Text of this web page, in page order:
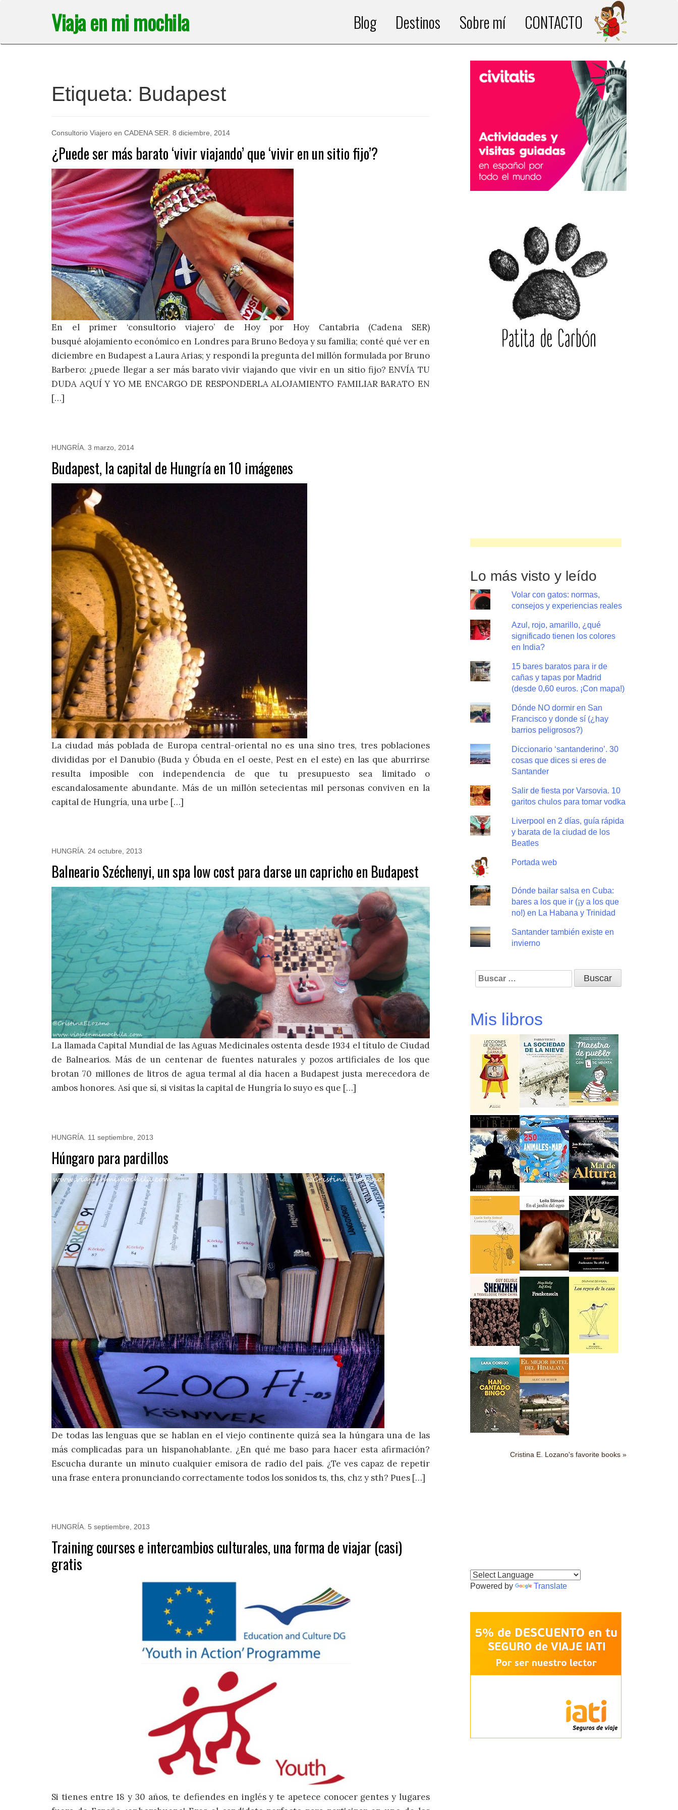
Viaja en mi mochila Blog Destinos Sobre mí CONTACTO
Etiqueta: Budapest
Consultorio Viajero en CADENA SER 8 diciembre, 2014
¿Puede ser más barato ‘vivir viajando’ que ‘vivir en un sitio fijo’?
En el primer ‘consultorio viajero’ de Hoy por Hoy Cantabria (Cadena SER)
busqué alojamiento económico en Londres para Bruno Bedoya y su familia; conté qué ver en
diciembre en Budapest a Laura Arias; y respondí la pregunta del millón formulada por Bruno
Barbero: ¿puede llegar a ser más barato vivir viajando que vivir en un sitio fijo? ENVÍA TU
DUDA AQUÍ Y YO ME ENCARGO DE RESPONDERLA ALOJAMIENTO FAMILIAR BARATO EN
[…]
HUNGRÍA 3 marzo, 2014
Budapest, la capital de Hungría en 10 imágenes
La ciudad más poblada de Europa central-oriental no es una sino tres, tres poblaciones
divididas por el Danubio (Buda y Óbuda en el oeste, Pest en el este) en las que aburrirse
resulta imposible con independencia de que tu presupuesto sea limitado o
escandalosamente abundante. Más de un millón setecientas mil personas conviven en la
capital de Hungría, una urbe […]
HUNGRÍA 24 octubre, 2013
Balneario Széchenyi, un spa low cost para darse un capricho en Budapest
La llamada Capital Mundial de las Aguas Medicinales ostenta desde 1934 el título de Ciudad
de Balnearios. Más de un centenar de fuentes naturales y pozos artificiales de los que
brotan 70 millones de litros de agua termal al día hacen a Budapest justa merecedora de
ambos honores. Así que sí, si visitas la capital de Hungría lo suyo es que […]
HUNGRÍA 11 septiembre, 2013
Húngaro para pardillos
De todas las lenguas que se hablan en el viejo continente quizá sea la húngara una de las
más complicadas para un hispanohablante. ¿En qué me baso para hacer esta afirmación?
Escucha durante un minuto cualquier emisora de radio del país. ¿Te ves capaz de repetir
una frase entera pronunciando correctamente todos los sonidos ts, ths, chz y sth? Pues […]
HUNGRÍA 5 septiembre, 2013
Training courses e intercambios culturales, una forma de viajar (casi)
gratis
Si tienes entre 18 y 30 años, te defiendes en inglés y te apetece conocer gentes y lugares
Lo más visto y leído
Volar con gatos: normas,
consejos y experiencias reales
Azul, rojo, amarillo, ¿qué
significado tienen los colores
en India?
15 bares baratos para ir de
cañas y tapas por Madrid
(desde 0,60 euros. ¡Con mapa!)
Dónde NO dormir en San
Francisco y donde sí (¿hay
barrios peligrosos?)
Diccionario ‘santanderino’. 30
cosas que dices si eres de
Santander
Salir de fiesta por Varsovia. 10
garitos chulos para tomar vodka
Liverpool en 2 días, guía rápida
y barata de la ciudad de los
Beatles
Portada web
Dónde bailar salsa en Cuba:
bares a los que ir (¡y a los que
no!) en La Habana y Trinidad
Santander también existe en
invierno
Buscar:
Mis libros
Cristina E. Lozano's favorite books »
Powered by Translate